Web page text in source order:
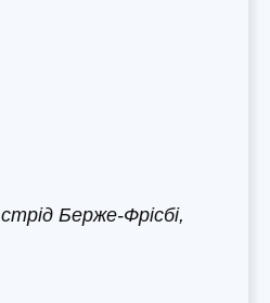
Берже-Фрісбі,